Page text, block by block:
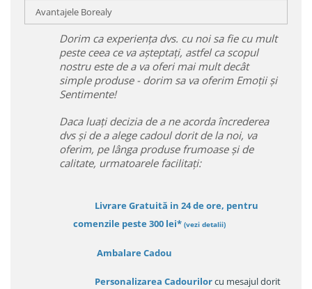
Avantajele Borealy
Dorim ca experiența dvs. cu noi sa fie cu mult
peste ceea ce va așteptați, astfel ca scopul
nostru este de a va oferi mai mult decât
simple produse - dorim sa va oferim Emoții și
Sentimente!
Daca luați decizia de a ne acorda încrederea
dvs și de a alege cadoul dorit de la noi, va
oferim, pe lânga produse frumoase și de
calitate, urmatoarele facilitați:
Livrare Gratuită in 24 de ore, pentru
comenzile peste 300 lei* (vezi detalii)
Ambalare Cadou
Personalizarea Cadourilorcu mesajul dorit